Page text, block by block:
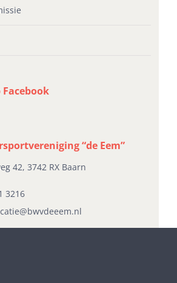
Facebook
“de Eem”
42, 3742 RX Baarn
3216